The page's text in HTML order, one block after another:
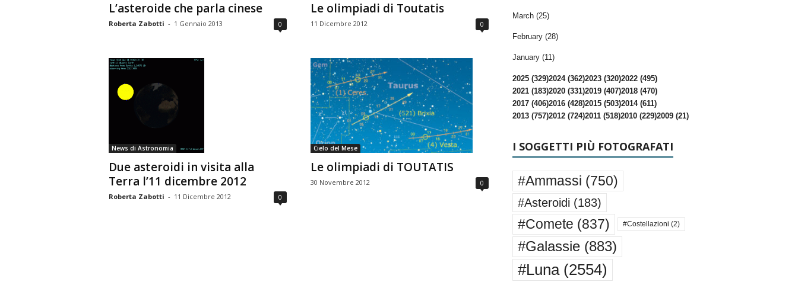
a
L’asteroide che parla cinese
Roberta Zabotti - 1 Gennaio 2013 0
Le olimpiadi di Toutatis
11 Dicembre 2012 0
News di Astronomia
Due asteroidi in visita alla
Terra l’11 dicembre 2012
Roberta Zabotti - 11 Dicembre 2012 0
Cielo del Mese
Le olimpiadi di TOUTATIS
30 Novembre 2012 0
March (25)
February (28)
January (11)
2025 (329)2024 (362)2023 (320)2022 (495)
2021 (183)2020 (331)2019 (407)2018 (470)
2017 (406)2016 (428)2015 (503)2014 (611)
2013 (757)2012 (724)2011 (518)2010 (229)2009 (21)
I SOGGETTI PIÙ FOTOGRAFATI
#Ammassi (750)
#Asteroidi (183)
#Comete (837) #Costellazioni (2)
#Galassie(883)
#Luna(2554)